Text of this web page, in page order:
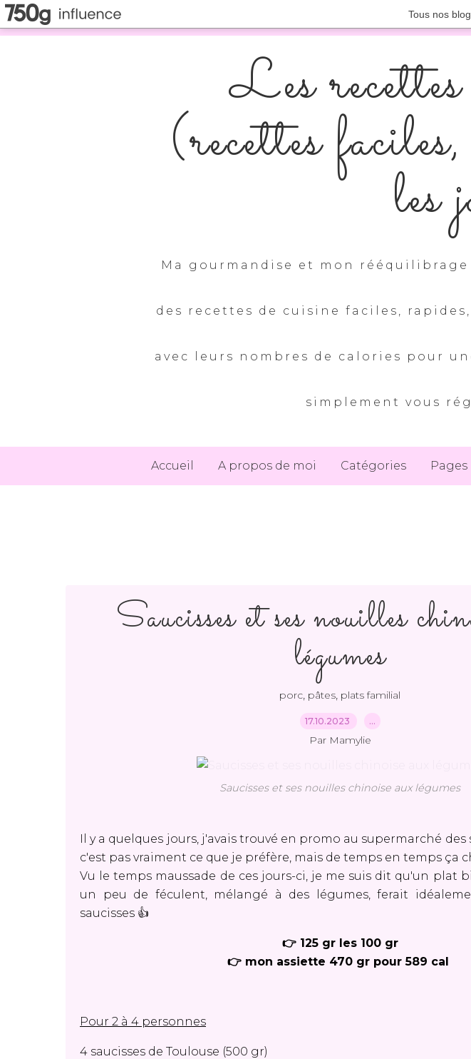
Tous nos
Les
(recettes
les
Ma gourmandise et mon
des recettes de cuisine faciles,
avec leurs nombres de calories pour
simplement vous
Accueil A propos de moi Catégories Pages
Saucisses et ses nouilles
légumes
porc, pâtes, plats familial
17.10.2023 …
Par Mamylie
Saucisses et ses nouilles chinoise aux légumes
Il y a quelques jours, j'avais trouvé en promo au supermarché des
c'est pas vraiment ce que je préfère, mais de temps en temps ça
Vu le temps maussade de ces jours-ci, je me suis dit qu'un plat
un peu de féculent, mélangé à des légumes, ferait
saucisses 👍
👉 125 gr les 100 gr
👉 mon assiette 470 gr pour 589 cal
Pour 2 à 4 personnes
4 saucisses de Toulouse (500 gr)